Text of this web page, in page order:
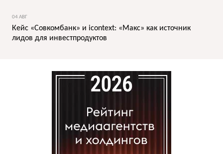
04 АВГ
Кейс «Совкомбанк» и icontext: «Макс» как источник
лидов для инвестпродуктов